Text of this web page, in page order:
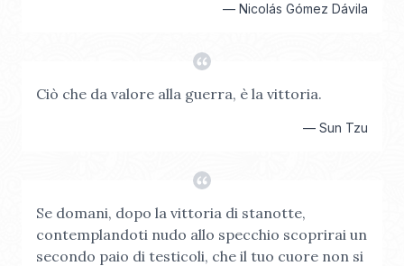
— Nicolás Gómez Dávila
Ciò che da valore alla guerra, è la vittoria.
— Sun Tzu
Se domani, dopo la vittoria di stanotte,
contemplandoti nudo allo specchio scoprirai un
secondo paio di testicoli, che il tuo cuore non si